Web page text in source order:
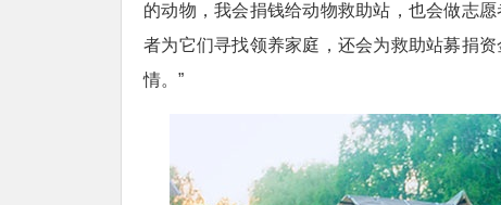
的动物，我会捐钱给动物救助站，也会做志
者为它们寻找领养家庭，还会为救助站募捐
情。”